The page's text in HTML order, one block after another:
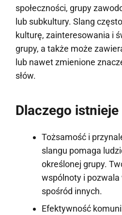
społeczności, grupy
lub subkultury. Slang
kulturę, zainteresowania i
grupy, a także może
lub nawet zmienione
słów.
Dlaczego istnieje
Tożsamość i
slangu pomaga
określonej grupy.
wspólnoty i pozwala
spośród innych.
Efektywność